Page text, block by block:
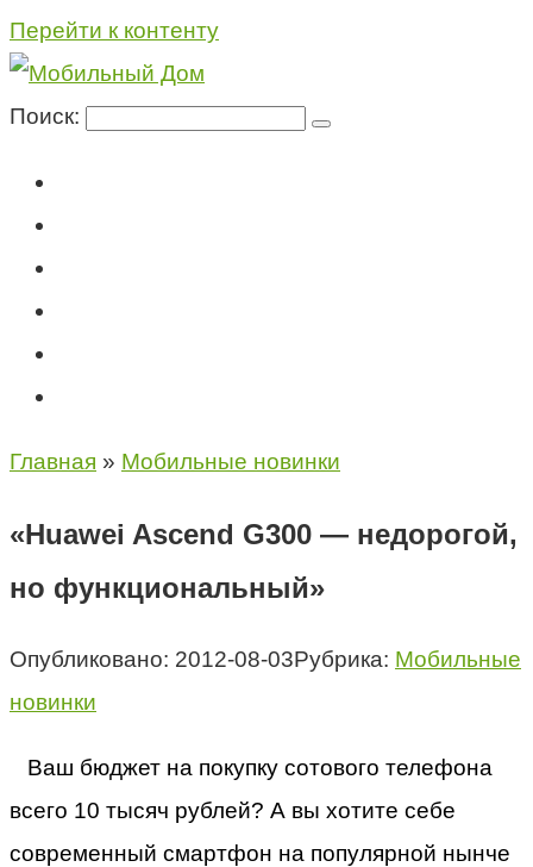
Перейти к контенту
Поиск:
Главная » Мобильные новинки
«Huawei Ascend G300 — недорогой,
но функциональный»
Опубликовано: 2012-08-03Рубрика: Мобильные
новинки
Ваш бюджет на покупку сотового телефона
всего 10 тысяч рублей? А вы хотите себе
современный смартфон на популярной нынче